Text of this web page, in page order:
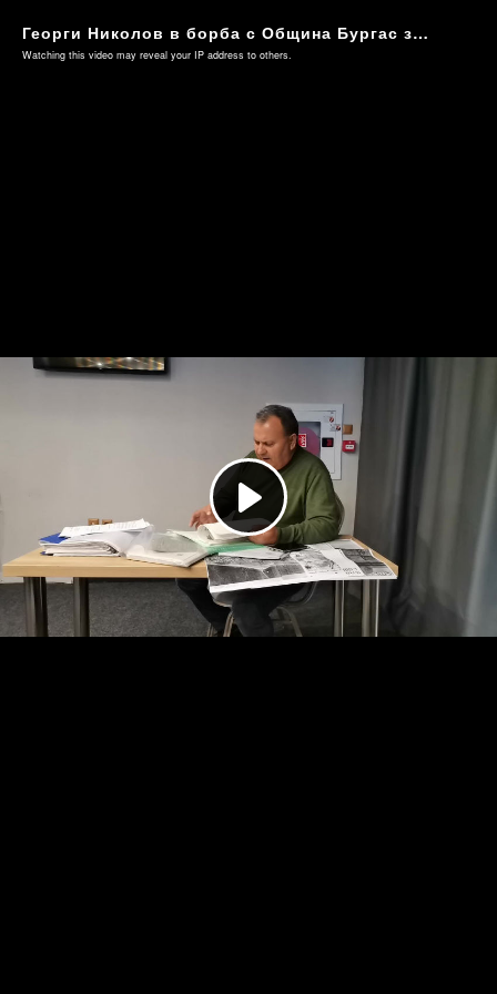
Георги Николов в борба с Община Бургас за имот: Животът ми е застрашен!
Watching this video may reveal your IP address to others.
Play
Video